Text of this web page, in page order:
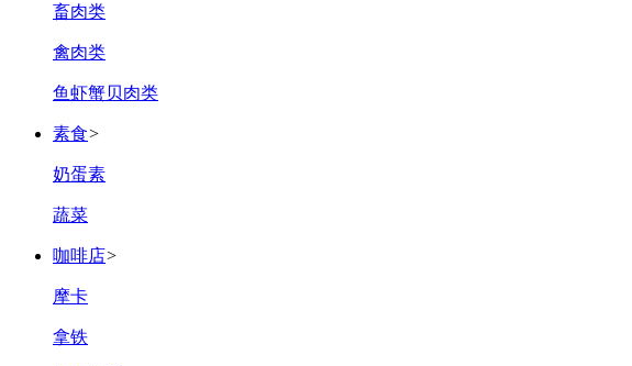
畜肉类
禽肉类
鱼虾蟹贝肉类
素食>
奶蛋素
蔬菜
咖啡店>
摩卡
拿铁